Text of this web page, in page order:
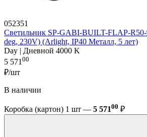
052351
Светильник SP-GABI-BUILT-FLAP-
deg, 230V) (Arlight, IP40 Металл, 5 лет)
Day | Дневной 4000 K
5 571 00
₽/шт
В наличии
Коробка (картон) 1 шт — 5 57100 ₽